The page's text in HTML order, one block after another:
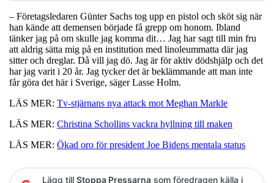
– Företagsledaren Günter Sachs tog upp en pistol och sköt sig när
han kände att demensen började få grepp om honom. Ibland
tänker jag på om skulle jag komma dit… Jag har sagt till min fru
att aldrig sätta mig på en institution med linoleummatta där jag
sitter och dreglar. Då vill jag dö. Jag är för aktiv dödshjälp och det
har jag varit i 20 år. Jag tycker det är beklämmande att man inte
får göra det här i Sverige, säger Lasse Holm.
LÄS MER: Tv-stjärnans nya attack mot Meghan Markle
LÄS MER: Christina Schollins vackra hyllning till maken
LÄS MER: Ökad oro för president Joe Bidens mentala status
Lägg till Stoppa Pressarna som föredragen källa i